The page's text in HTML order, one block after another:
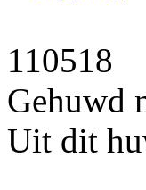
110518
Gehuwd
Uit dit